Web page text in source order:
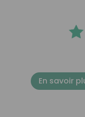
En savoir